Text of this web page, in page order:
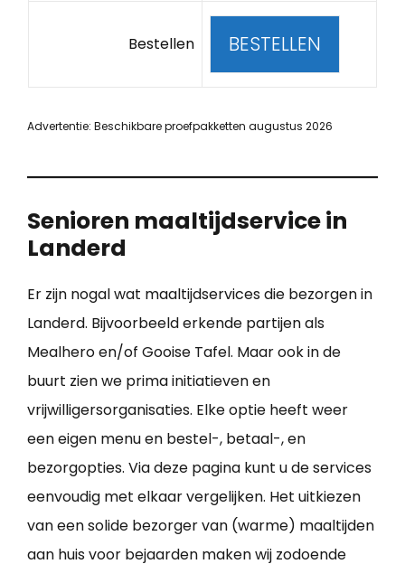
Bestellen BESTELLEN
Advertentie: Beschikbare proefpakketten augustus 2026
Senioren maaltijdservice in
Landerd
Er zijn nogal wat maaltijdservices die bezorgen in
Landerd. Bijvoorbeeld erkende partijen als
Mealhero en/of Gooise Tafel. Maar ook in de
buurt zien we prima initiatieven en
vrijwilligersorganisaties. Elke optie heeft weer
een eigen menu en bestel-, betaal-, en
bezorgopties. Via deze pagina kunt u de services
eenvoudig met elkaar vergelijken. Het uitkiezen
van een solide bezorger van (warme) maaltijden
aan huis voor bejaarden maken wij zodoende